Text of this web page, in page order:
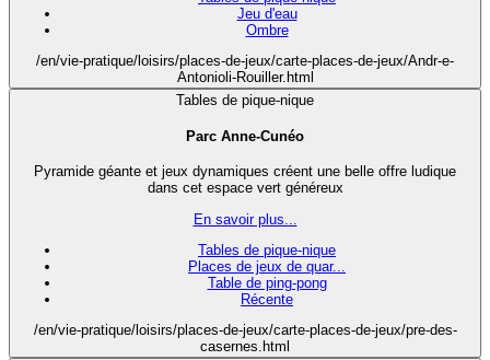
Jeu d'eau
Ombre
/en/vie-pratique/loisirs/places-de-jeux/carte-places-de-jeux/Andr-e-
Antonioli-Rouiller.html
Tables de pique-nique
Parc Anne-Cunéo
Pyramide géante et jeux dynamiques créent une belle offre ludique
dans cet espace vert généreux
En savoir plus...
Tables de pique-nique
Places de jeux de quar...
Table de ping-pong
Récente
/en/vie-pratique/loisirs/places-de-jeux/carte-places-de-jeux/pre-des-
casernes.html